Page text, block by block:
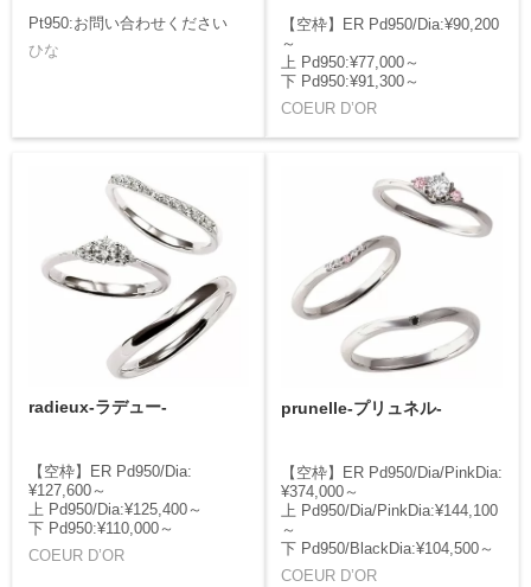
Pt950:お問い合わせください
ひな
【空枠】ER Pd950/Dia:¥90,200
～
上 Pd950:¥77,000～
下 Pd950:¥91,300～
COEUR D’OR
radieux-ラデュー-
【空枠】ER Pd950/Dia:
¥127,600～
上 Pd950/Dia:¥125,400～
下 Pd950:¥110,000～
COEUR D’OR
prunelle-プリュネル-
【空枠】ER Pd950/Dia/PinkDia:
¥374,000～
上 Pd950/Dia/PinkDia:¥144,100
～
下 Pd950/BlackDia:¥104,500～
COEUR D’OR